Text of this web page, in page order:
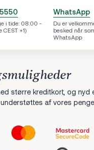
i tide: 08:00 -
+1)
WhatsApp
Du er
besked når
WhatsApp
større kreditkort, og nyd
af vores